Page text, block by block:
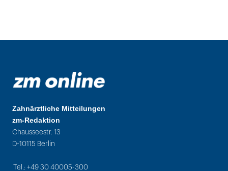
Zahnärztliche Mitteilungen
zm-Redaktion
Chausseestr. 13
D-10115 Berlin
Tel.: +49 30 40005-300